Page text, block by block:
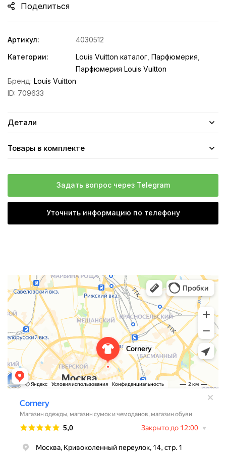
Поделиться
Артикул:
4030512
Категории:
Louis Vuitton каталог Парфюмерия
Парфюмерия Louis Vuitton
Бренд: Louis Vuitton
ID: 709633
Детали
Товары в комплекте
Задать вопрос через Telegram
Уточнить информацию по телефону